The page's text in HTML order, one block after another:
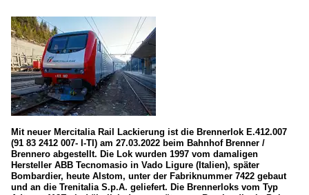
Mit neuer Mercitalia Rail Lackierung ist die Brennerlok E.412.007
(91 83 2412 007- I-TI) am 27.03.2022 beim Bahnhof Brenner /
Brennero abgestellt. Die Lok wurden 1997 vom damaligen
Hersteller ABB Tecnomasio in Vado Ligure (Italien), später
Bombardier, heute Alstom, unter der Fabriknummer 7422 gebaut
und an die Trenitalia S.p.A. geliefert. Die Brennerloks vom Typ